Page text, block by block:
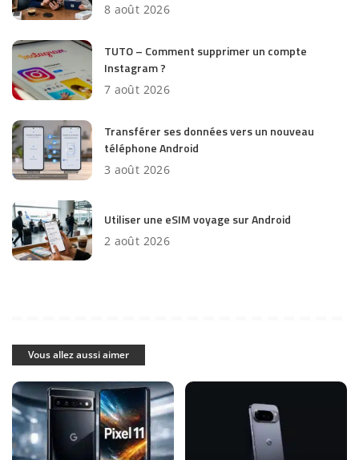
8 août 2026
TUTO – Comment supprimer un compte
Instagram ?
7 août 2026
Transférer ses données vers un nouveau
téléphone Android
3 août 2026
Utiliser une eSIM voyage sur Android
2 août 2026
Vous allez aussi aimer